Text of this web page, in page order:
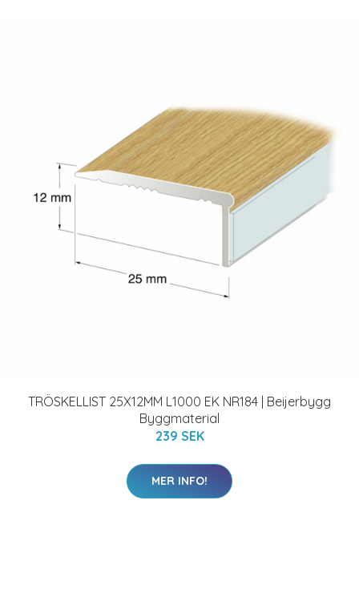
TRÖSKELLIST 25X12MM L1000 EK NR184 | Beijerbygg
Byggmaterial
239 SEK
MER INFO!